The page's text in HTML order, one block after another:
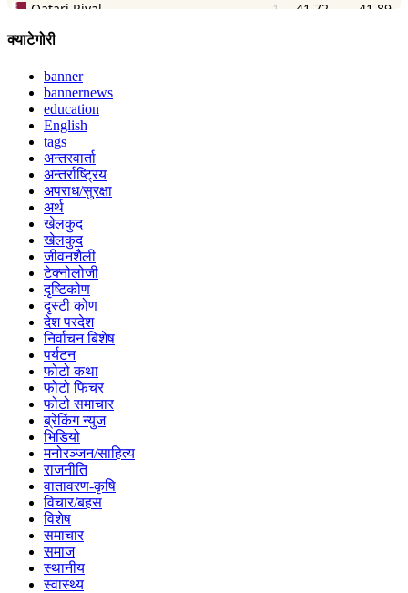
क्याटेगोरी
banner
bannernews
education
English
tags
अन्तरवार्ता
अन्तर्राष्ट्रिय
अपराध/सुरक्षा
अर्थ
खेलकुद
खेलकुद
जीवनशैली
टेक्नोलोजी
दृष्टिकोण
दृस्टी कोण
देश परदेश
निर्वाचन बिशेष
पर्यटन
फोटो कथा
फोटो फिचर
फोटो समाचार
ब्रेकिंग न्युज
भिडियो
मनोरञ्जन/साहित्य
राजनीति
वातावरण-कृषि
विचार/बहस
विशेष
समाचार
समाज
स्थानीय
स्वास्थ्य